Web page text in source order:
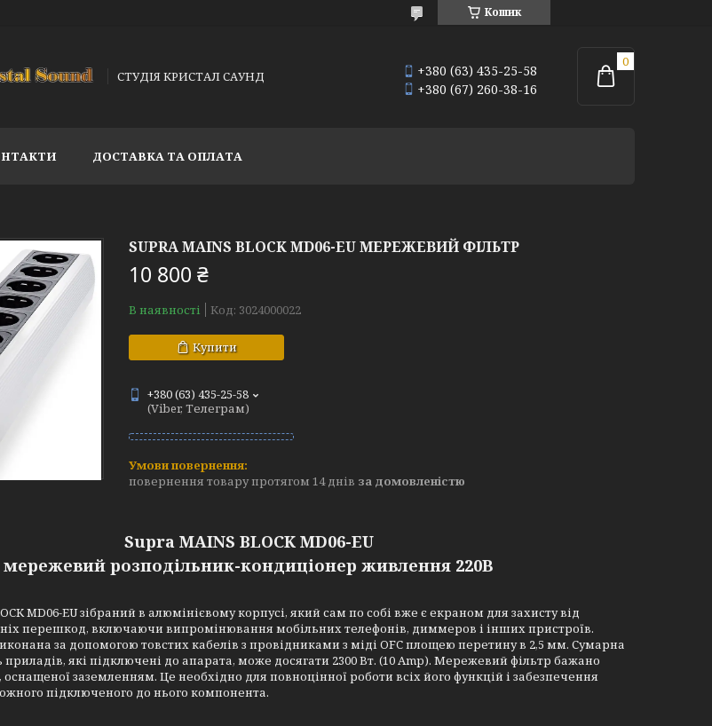
Кошик
СТУДІЯ КРИСТАЛ САУНД
+380 (63) 435-25-58
+380 (67) 260-38-16
ДОСТАВКА ТА ОПЛАТА
SUPRA MAINS BLOCK MD06-EU МЕРЕЖЕВИЙ ФІЛЬТР
10 800 ₴
В наявності Код: 3024000022
Купити
+380 (63) 435-25-58
(Viber, Телеграм)
повернення товару протягом 14 днів за домовленістю
Supra MAINS BLOCK MD06-EU
мережевий розподільник-кондиціонер живлення 220В
MD06-EU зібраний в алюмінієвому корпусі, який сам по собі вже є екраном для захисту від
перешкод, включаючи випромінювання мобільних телефонів, диммеров і інших пристроїв.
за допомогою товстих кабелів з провідниками з міді OFC площею перетину в 2,5 мм. Сумарна
які підключені до апарата, може досягати 2300 Вт. (10 Amp). Мережевий фільтр бажано
заземленням. Це необхідно для повноцінної роботи всіх його функцій і забезпечення
підключеного до нього компонента.